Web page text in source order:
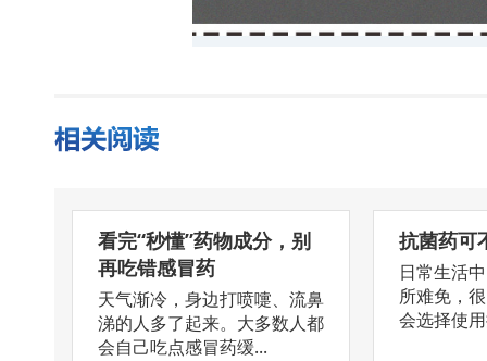
看完“秒懂”药物成分，别
再吃错感冒药
天气渐冷，身边打喷嚏、流鼻
涕的人多了起来。大多数人都
会自己吃点感冒药缓...
抗菌药可
日常生活
所难免，
会选择使